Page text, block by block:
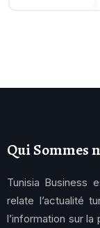
Qui Sommes
Tunisia Business
relate l’actualité
l’information sur